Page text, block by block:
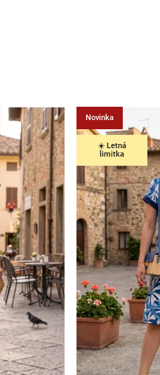
Novinka
☀️ Letná
limitka